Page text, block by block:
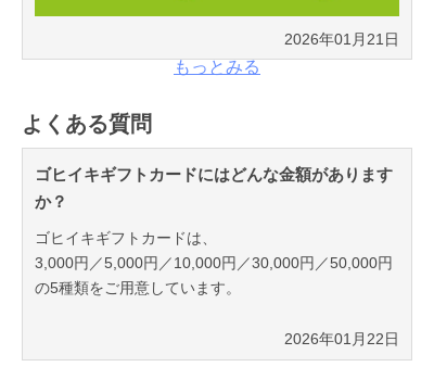
2026年01月22日
2026年01月21日
もっとみる
よくある質問
ゴヒイキギフトカードにはどんな金額があります
か？
ゴヒイキギフトカードは、
3,000円／5,000円／10,000円／30,000円／50,000円
の5種類をご用意しています。
2026年01月22日